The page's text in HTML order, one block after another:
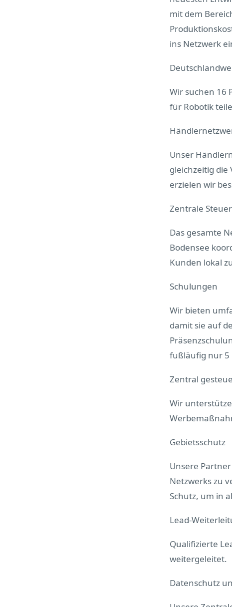
mit dem
ins Netzwerk
Wir suchen 16
für Robotik
Unser
gleichzeitig
erzielen wir
Zentrale
Das gesamte
Bodensee
Kunden lokal
Schulungen
Wir bieten
damit sie auf
fußläufig nur 5
Zentral
Wir
Gebietsschutz
Unsere
Netzwerks zu
Schutz, um in
Lead-
Qualifizierte
weitergeleitet.
Datenschutz